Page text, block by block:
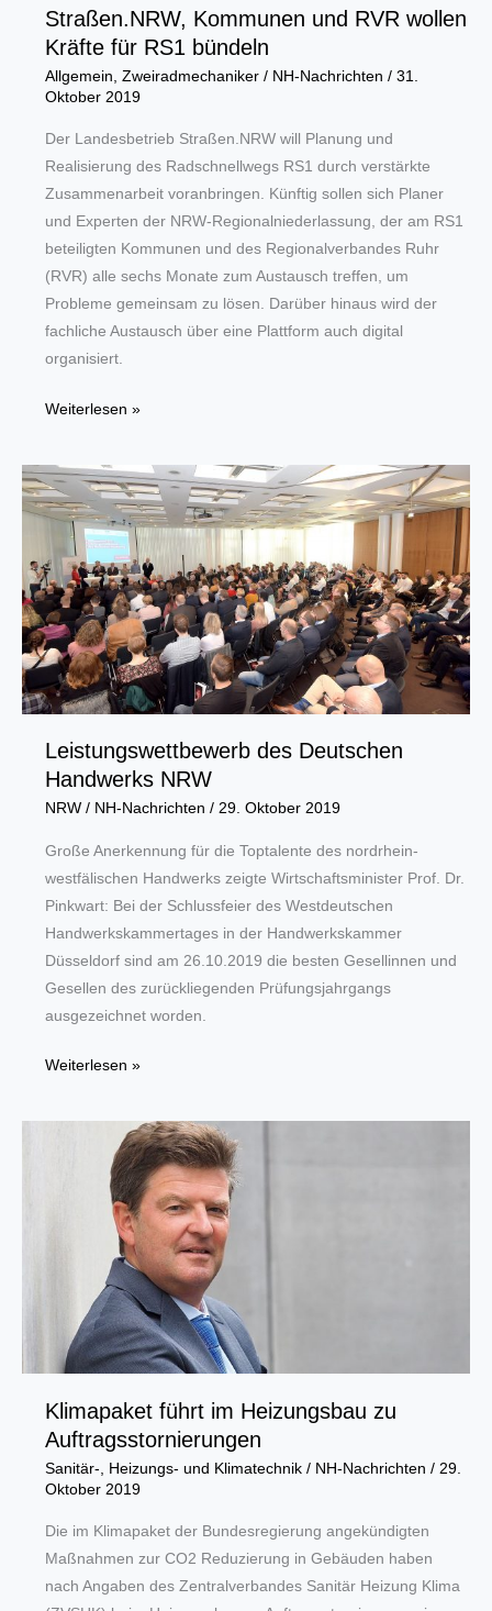
Straßen.NRW, Kommunen und RVR wollen
Kräfte für RS1 bündeln
Allgemein, Zweiradmechaniker/ NH-Nachrichten / 31.
Oktober 2019
Der Landesbetrieb Straßen.NRW will Planung und
Realisierung des Radschnellwegs RS1 durch verstärkte
Zusammenarbeit voranbringen. Künftig sollen sich Planer
und Experten der NRW-Regionalniederlassung, der am RS1
beteiligten Kommunen und des Regionalverbandes Ruhr
(RVR) alle sechs Monate zum Austausch treffen, um
Probleme gemeinsam zu lösen. Darüber hinaus wird der
fachliche Austausch über eine Plattform auch digital
organisiert.
Straßen.NRW,
und
RVR
wollen
Kräfte
für
RS1
bündeln
Weiterlesen »
Leistungswettbewerb des Deutschen
Handwerks NRW
NRW/ NH-Nachrichten / 29. Oktober 2019
Große Anerkennung für die Toptalente des nordrhein-
westfälischen Handwerks zeigte Wirtschaftsminister Prof. Dr.
Pinkwart: Bei der Schlussfeier des Westdeutschen
Handwerkskammertages in der Handwerkskammer
Düsseldorf sind am 26.10.2019 die besten Gesellinnen und
Gesellen des zurückliegenden Prüfungsjahrgangs
ausgezeichnet worden.
Leistungswettbewerb
Deutschen
Handwerks
Weiterlesen »
Klimapaket führt im Heizungsbau zu
Auftragsstornierungen
Sanitär-, Heizungs- und Klimatechnik/ NH-Nachrichten / 29.
Oktober 2019
Die im Klimapaket der Bundesregierung angekündigten
Maßnahmen zur CO2 Reduzierung in Gebäuden haben
nach Angaben des Zentralverbandes Sanitär Heizung Klima